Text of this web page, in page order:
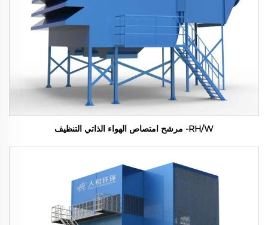
RH/W- مرشح امتصاص الهواء الذاتي التنظيف